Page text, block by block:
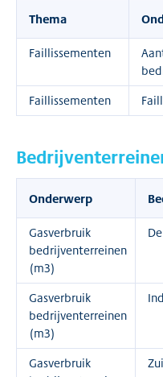
Thema
Faillissementen
Faillissementen
Onderwerp
Gasverbruik
bedrijventerreinen
(m3)
Gasverbruik
bedrijventerreinen
(m3)
Gasverbruik